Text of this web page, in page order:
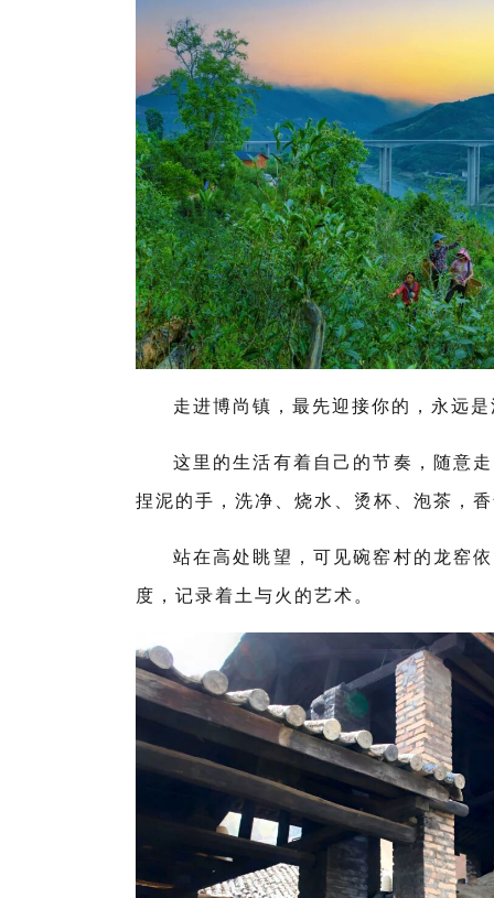
走进博尚镇，最先迎接你的，永远
这里的生活有着自己的节奏，随意
捏泥的手，洗净、烧水、烫杯、泡茶，
站在高处眺望，可见碗窑村的龙窑
度，记录着土与火的艺术。